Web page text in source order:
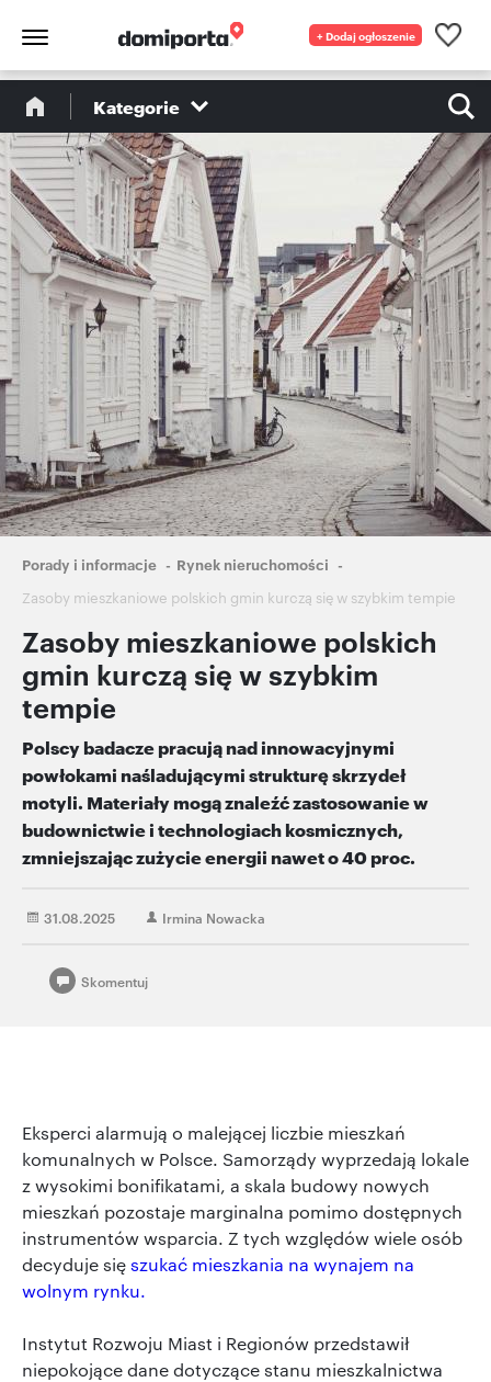
+ Dodaj ogłoszenie
Kategorie
Ścieżka
nawigacyjna
Porady i informacje
Rynek nieruchomości
Zasoby mieszkaniowe polskich gmin kurczą się w szybkim tempie
Zasoby mieszkaniowe polskich
gmin kurczą się w szybkim
tempie
Polscy badacze pracują nad innowacyjnymi
powłokami naśladującymi strukturę skrzydeł
motyli. Materiały mogą znaleźć zastosowanie w
budownictwie i technologiach kosmicznych,
zmniejszając zużycie energii nawet o 40 proc.
31.08.2025 Irmina Nowacka
Skomentuj
Eksperci alarmują o malejącej liczbie mieszkań
komunalnych w Polsce. Samorządy wyprzedają lokale
z wysokimi bonifikatami, a skala budowy nowych
mieszkań pozostaje marginalna pomimo dostępnych
instrumentów wsparcia. Z tych względów wiele osób
decyduje sięszukać mieszkania na wynajem na
wolnym rynku.
Instytut Rozwoju Miast i Regionów przedstawił
niepokojące dane dotyczące stanu mieszkalnictwa